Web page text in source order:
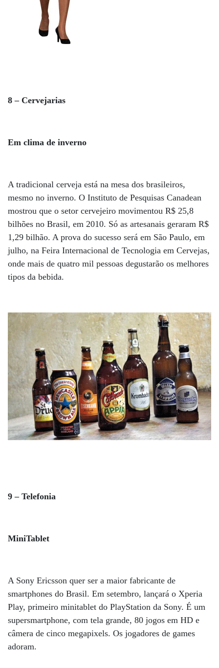
8 – Cervejarias
Em clima de inverno
A tradicional cerveja está na mesa dos brasileiros,
mesmo no inverno. O Instituto de Pesquisas Canadean
mostrou que o setor cervejeiro movimentou R$ 25,8
bilhões no Brasil, em 2010. Só as artesanais geraram R$
1,29 bilhão. A prova do sucesso será em São Paulo, em
julho, na Feira Internacional de Tecnologia em Cervejas,
onde mais de quatro mil pessoas degustarão os melhores
tipos da bebida.
9 – Telefonia
MiniTablet
A Sony Ericsson quer ser a maior fabricante de
smartphones do Brasil. Em setembro, lançará o Xperia
Play, primeiro minitablet do PlayStation da Sony. É um
supersmartphone, com tela grande, 80 jogos em HD e
câmera de cinco megapixels. Os jogadores de games
adoram.